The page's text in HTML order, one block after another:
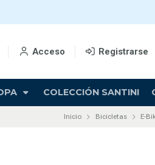
Acceso Registrarse
COLECCIÓN SANTINI
Inicio Bicicletas E-